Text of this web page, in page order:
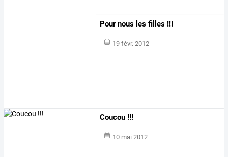
Pour nous les filles !!!
19 févr. 2012
Coucou !!!
10 mai 2012